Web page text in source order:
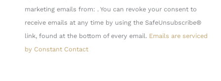
Contact
Use.
Please
leave
marketing emails from: . You can revoke your consent to
receive emails at any time by using the SafeUnsubscribe®
link, found at the bottom of every email. Emails are serviced
by Constant Contact